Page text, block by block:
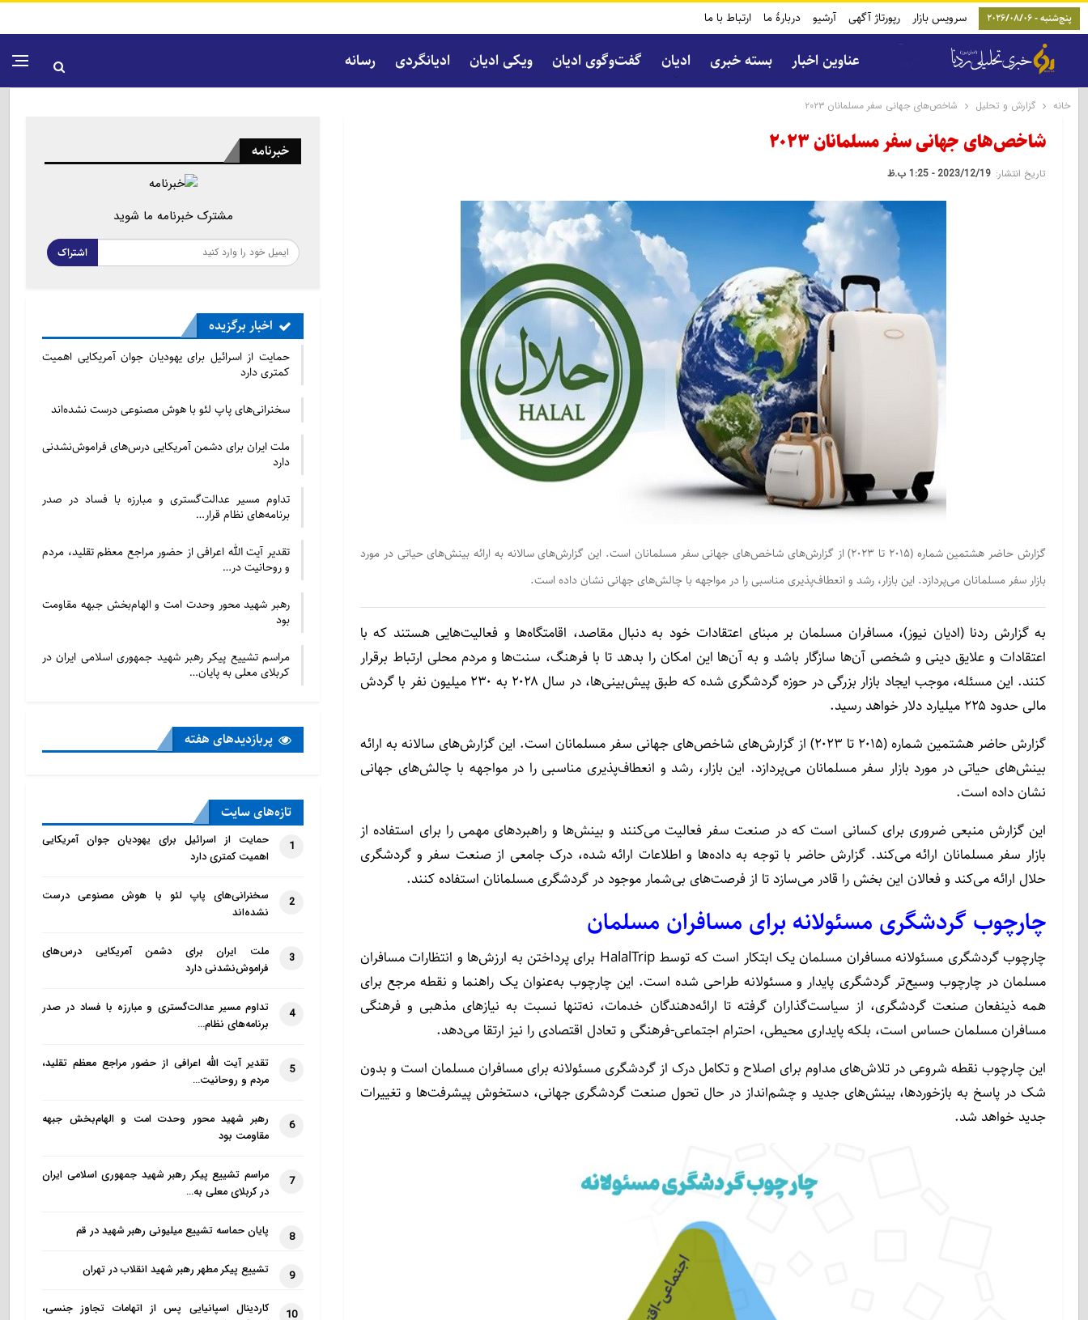
پنج‌شنبه - 2026/08/06 سرویس بازار رپورتاژ آگهی آرشیو دربارۀ ما ارتباط با ما
عناوین اخبار بسته خبری ادیان گفت‌و‌گوی ادیان ویکی ادیان ادیانگردی رسانه
خانه گزارش و تحلیل شاخص‌های جهانی سفر مسلمانان ۲۰۲۳
شاخص‌های جهانی سفر مسلمانان ۲۰۲۳
تاریخ انتشار: 2023/12/19 - 1:25 ب.ظ
گزارش حاضر هشتمین شماره (۲۰۱۵ تا ۲۰۲۳) از گزارش‌های شاخص‌های جهانی سفر مسلمانان است. این گزارش‌های سالانه به ارائه بینش‌های حیاتی در مورد
بازار سفر مسلمانان می‌پردازد. این بازار، رشد و انعطاف‌پذیری مناسبی را در مواجهه با چالش‌های جهانی نشان داده است.
به گزارش ردنا (ادیان نیوز)، مسافران مسلمان بر مبنای اعتقادات خود به دنبال مقاصد، اقامتگاه‌ها و فعالیت‌هایی هستند که با
اعتقادات و علایق دینی و شخصی آن‌ها سازگار باشد و به آن‌ها این امکان را بدهد تا با فرهنگ، سنت‌ها و مردم محلی ارتباط برقرار
کنند. این مسئله، موجب ایجاد بازار بزرگی در حوزه گردشگری شده که طبق پیش‌بینی‌ها، در سال ۲۰۲۸ به ۲۳۰ میلیون نفر با گردش
مالی حدود ۲۲۵ میلیارد دلار خواهد رسید.
گزارش حاضر هشتمین شماره (۲۰۱۵ تا ۲۰۲۳) از گزارش‌های شاخص‌های جهانی سفر مسلمانان است. این گزارش‌های سالانه به ارائه
بینش‌های حیاتی در مورد بازار سفر مسلمانان می‌پردازد. این بازار، رشد و انعطاف‌پذیری مناسبی را در مواجهه با چالش‌های جهانی
نشان داده است.
این گزارش منبعی ضروری برای کسانی است که در صنعت سفر فعالیت می‌کنند و بینش‌ها و راهبرد‌های مهمی را برای استفاده از
بازار سفر مسلمانان ارائه می‌کند. گزارش حاضر با توجه به داده‌ها و اطلاعات ارائه شده، درک جامعی از صنعت سفر و گردشگری
حلال ارائه می‌کند و فعالان این بخش را قادر می‌سازد تا از فرصت‌های بی‌شمار موجود در گردشگری مسلمانان استفاده کنند.
چارچوب گردشگری مسئولانه برای مسافران مسلمان
چارچوب گردشگری مسئولانه مسافران مسلمان یک ابتکار است که توسط HalalTrip برای پرداختن به ارزش‌ها و انتظارات مسافران
مسلمان در چارچوب وسیع‌تر گردشگری پایدار و مسئولانه طراحی شده است. این چارچوب به‌عنوان یک راهنما و نقطه مرجع برای
همه ذینفعان صنعت گردشگری، از سیاست‌گذاران گرفته تا ارائه‌دهندگان خدمات، نه‌تنها نسبت به نیازهای مذهبی و فرهنگی
مسافران مسلمان حساس است، بلکه پایداری محیطی، احترام اجتماعی-فرهنگی و تعادل اقتصادی را نیز ارتقا می‌دهد.
این چارچوب نقطه شروعی در تلاش‌های مداوم برای اصلاح و تکامل درک از گردشگری مسئولانه برای مسافران مسلمان است و بدون
شک در پاسخ به بازخوردها، بینش‌های جدید و چشم‌انداز در حال تحول صنعت گردشگری جهانی، دستخوش پیشرفت‌ها و تغییرات
جدید خواهد شد.
خبرنامه
مشترک خبرنامه ما شوید
اشتراک
اخبار برگزیده
حمایت از اسرائیل برای یهودیان جوان آمریکایی اهمیت
کمتری دارد
سخنرانی‌های پاپ لئو با هوش مصنوعی درست نشده‌اند
ملت ایران برای دشمن آمریکایی درس‌های فراموش‌نشدنی
دارد
تداوم مسیر عدالت‌گستری و مبارزه با فساد در صدر
برنامه‌های نظام قرار…
تقدیر آیت الله اعرافی از حضور مراجع معظم تقلید، مردم
و روحانیت در…
رهبر شهید محور وحدت امت و الهام‌بخش جبهه مقاومت
بود
مراسم تشییع پیکر رهبر شهید جمهوری اسلامی ایران در
کربلای معلی به پایان…
پربازدید‌های هفته
تازه‌‌های سایت
1
حمایت از اسرائیل برای یهودیان جوان آمریکایی
اهمیت کمتری دارد
2
سخنرانی‌های پاپ لئو با هوش مصنوعی درست
نشده‌اند
3
ملت ایران برای دشمن آمریکایی درس‌های
فراموش‌نشدنی دارد
4
تداوم مسیر عدالت‌گستری و مبارزه با فساد در صدر
برنامه‌های نظام…
5
تقدیر آیت الله اعرافی از حضور مراجع معظم تقلید،
مردم و روحانیت…
6
رهبر شهید محور وحدت امت و الهام‌بخش جبهه
مقاومت بود
7
مراسم تشییع پیکر رهبر شهید جمهوری اسلامی ایران
در کربلای معلی به…
8 پایان حماسه تشییع میلیونی رهبر شهید در قم
9 تشییع پیکر مطهر رهبر شهید انقلاب در تهران
10
کاردینال اسپانیایی پس از اتهامات تجاوز جنسی،